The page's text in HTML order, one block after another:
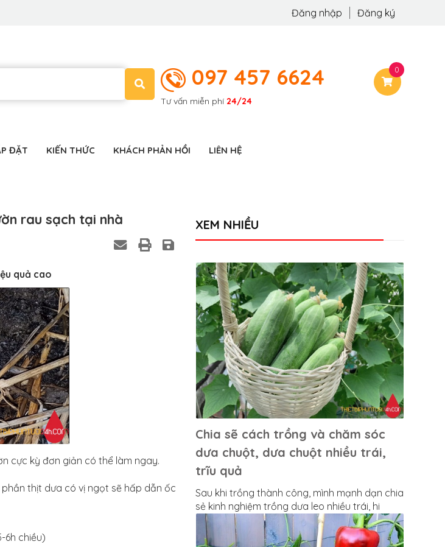
Đăng nhập Đăng ký
097 457 6624
Tư vấn miễn phí 24/24
0
ĐẶT KIẾN THỨC KHÁCH PHẢN HỒI LIÊN HỆ
rau sạch tại nhà
quả cao
cực kỳ đơn giản có thể làm ngay.
thịt dưa có vị ngọt sẽ hấp dẫn ốc
6h chiều)
XEM NHIỀU
Chia sẽ cách trồng và chăm sóc
dưa chuột, dưa chuột nhiều trái,
trĩu quả
Sau khi trồng thành công, mình mạnh dạn chia
sẻ kinh nghiệm trồng dưa leo nhiều trái, hi
vọng các bạn cũng sẽ làm được điều "sai trái"